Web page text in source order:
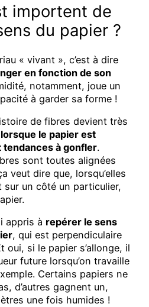
importent de
du papier ?
« vivant », c’est à dire
en fonction de son
notamment, joue un
à garder sa forme !
de fibres devient très
lorsque le papier est
tendances à gonfler.
sont toutes alignées
veut dire que, lorsqu’elles
un côté un particulier,
appris à repérer le sens
, qui est perpendiculaire
oui, si le papier s’allonge, il
future lorsqu’on travaille
Certains papiers ne
d’autres gagnent un,
une fois humides !